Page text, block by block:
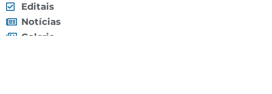
Editais
Notícias
Galeria